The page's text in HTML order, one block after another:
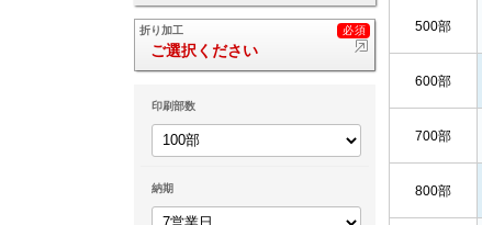
折り加工
ご選択ください
印刷部数
納期
500部
600部
700部
800部